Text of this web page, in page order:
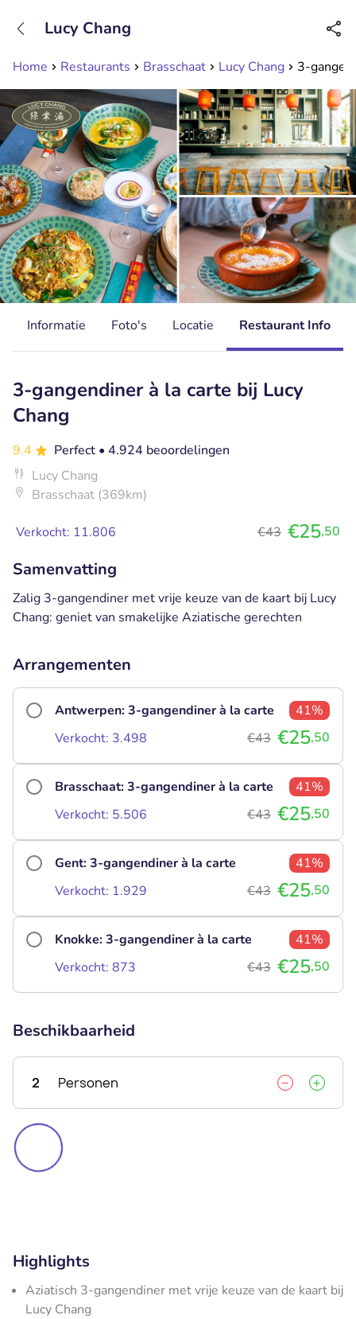
Bereikbaar tot 23:00 uur
Home Restaurants Brasschaat Lucy Chang 3-
Lucy Chang
Informatie Foto's Locatie Restaurant Info
3-gangendiner à la carte bij Lucy
Chang
9.4 Perfect • 4.924 beoordelingen
Lucy Chang
Brasschaat (369km)
Verkocht: 11.806 €43 €25,50
Samenvatting
Zalig 3-gangendiner met vrije keuze van de kaart bij Lucy
Chang: geniet van smakelijke Aziatische gerechten
Arrangementen
Antwerpen: 3-gangendiner à la carte
41%
Verkocht: 3.498
€43 €25,50
Brasschaat: 3-gangendiner à la carte
41%
Verkocht: 5.506
€43 €25,50
Gent: 3-gangendiner à la carte
41%
Verkocht: 1.929
€43 €25,50
Knokke: 3-gangendiner à la carte
41%
Verkocht: 873
€43 €25,50
Beschikbaarheid
2 Personen
Highlights
Aziatisch 3-gangendiner met vrije keuze van de kaart bij
Lucy Chang